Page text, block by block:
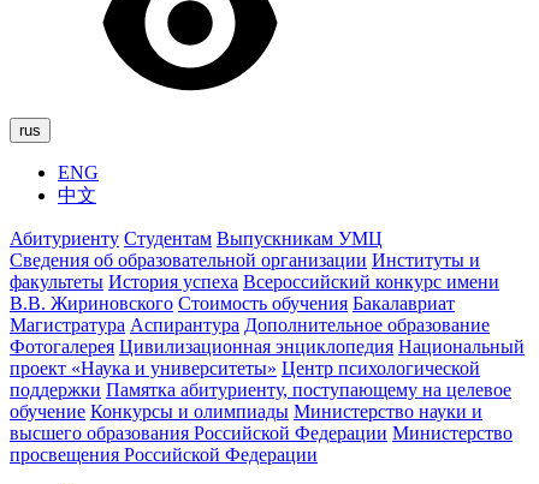
rus
ENG
中文
Абитуриенту Студентам Выпускникам УМЦ
Сведения об образовательной организации Институты и
факультеты История успеха Всероссийский конкурс имени
В.В. Жириновского Стоимость обучения Бакалавриат
Магистратура Аспирантура Дополнительное образование
Фотогалерея Цивилизационная энциклопедия Национальный
проект «Наука и университеты» Центр психологической
поддержки Памятка абитуриенту, поступающему на целевое
обучение Конкурсы и олимпиады Министерство науки и
высшего образования Российской Федерации Министерство
просвещения Российской Федерации